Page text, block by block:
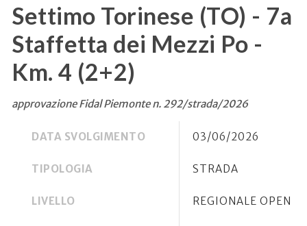
Settimo Torinese (TO) - 7a
Staffetta dei Mezzi Po -
Km. 4 (2+2)
approvazione Fidal Piemonte n. 292/strada/2026
DATA SVOLGIMENTO 03/06/2026
TIPOLOGIA STRADA
LIVELLO REGIONALE OPEN